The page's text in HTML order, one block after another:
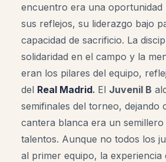
encuentro era una oportunidad
sus reflejos, su liderazgo bajo
capacidad de sacrificio. La
solidaridad en el campo y la
eran los pilares del equipo,
del Real Madrid. El Juvenil B
semifinales del torneo, dejando
cantera blanca era un
talentos. Aunque no todos los
al primer equipo, la experiencia